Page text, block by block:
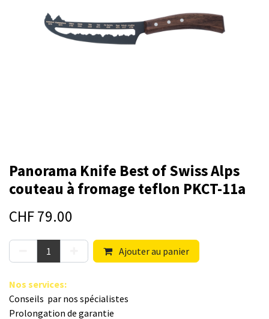
Panorama Knife Best of Swiss Alps
couteau à fromage teflon PKCT-11a
CHF79.00
Ajouter au panier
Nos s​ervices:
Conseils par nos spé​cialistes
Prolongation de garantie